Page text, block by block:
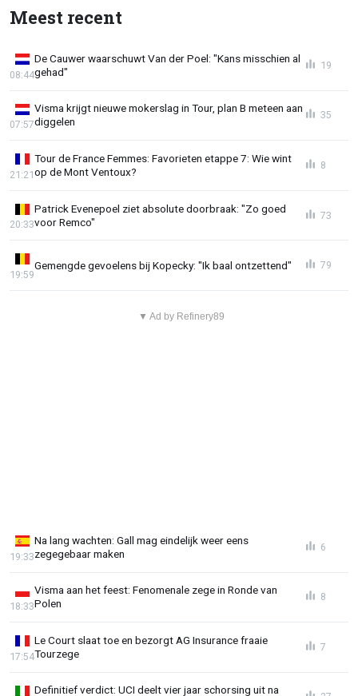
Meest recent
De Cauwer waarschuwt Van der Poel: "Kans misschien al
gehad"
08:44
19
Visma krijgt nieuwe mokerslag in Tour, plan B meteen aan
diggelen
07:57
35
Tour de France Femmes: Favorieten etappe 7: Wie wint
op de Mont Ventoux?
21:21
8
Patrick Evenepoel ziet absolute doorbraak: "Zo goed
voor Remco"
20:33
73
Gemengde gevoelens bij Kopecky: "Ik baal ontzettend"
19:59
79
▼ Ad by Refinery89
Na lang wachten: Gall mag eindelijk weer eens
zegegebaar maken
19:33
6
Visma aan het feest: Fenomenale zege in Ronde van
Polen
18:33
8
Le Court slaat toe en bezorgt AG Insurance fraaie
Tourzege
17:54
7
Definitief verdict: UCI deelt vier jaar schorsing uit na